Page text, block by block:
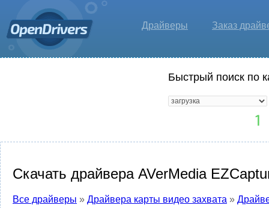
Драйверы Заказ
Быстрый поиск по
Скачать драйвера AVerMedia
Все драйверы » Драйвера карты видео захвата »